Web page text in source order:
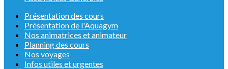
Présentation des cours
Présentation de l'Aquagym
Nos animatrices et animateur
Planning des cours
Nos voyages
Infos utiles et urgentes